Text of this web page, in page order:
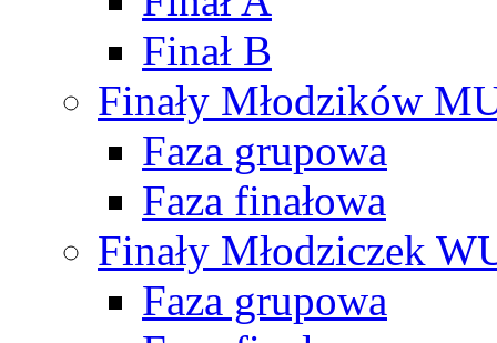
Finał B
Finały Młodzików
Faza grupowa
Faza finałowa
Finały Młodziczek
Faza grupowa